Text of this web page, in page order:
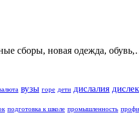
сборы, новая одежда,
вузы горе дети дислалия
подготовка к школе промышленность